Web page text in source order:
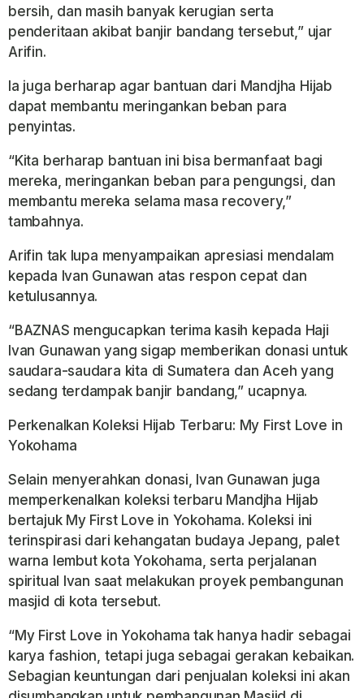
bersih, dan masih banyak kerugian serta
penderitaan akibat banjir bandang tersebut,” ujar
Arifin.
Ia juga berharap agar bantuan dari Mandjha Hijab
dapat membantu meringankan beban para
penyintas.
“Kita berharap bantuan ini bisa bermanfaat bagi
mereka, meringankan beban para pengungsi, dan
membantu mereka selama masa recovery,”
tambahnya.
Arifin tak lupa menyampaikan apresiasi mendalam
kepada Ivan Gunawan atas respon cepat dan
ketulusannya.
“BAZNAS mengucapkan terima kasih kepada Haji
Ivan Gunawan yang sigap memberikan donasi untuk
saudara-saudara kita di Sumatera dan Aceh yang
sedang terdampak banjir bandang,” ucapnya.
Perkenalkan Koleksi Hijab Terbaru: My First Love in
Yokohama
Selain menyerahkan donasi, Ivan Gunawan juga
memperkenalkan koleksi terbaru Mandjha Hijab
bertajuk My First Love in Yokohama. Koleksi ini
terinspirasi dari kehangatan budaya Jepang, palet
warna lembut kota Yokohama, serta perjalanan
spiritual Ivan saat melakukan proyek pembangunan
masjid di kota tersebut.
“My First Love in Yokohama tak hanya hadir sebagai
karya fashion, tetapi juga sebagai gerakan kebaikan.
Sebagian keuntungan dari penjualan koleksi ini akan